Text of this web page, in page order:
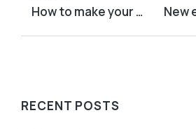
How to make your malesuada lorem
RECENT POSTS